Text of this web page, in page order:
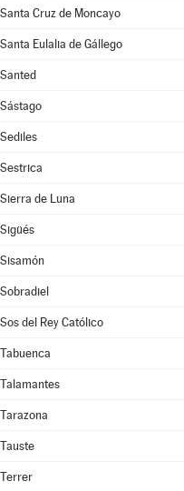
Santa Cruz de Moncayo
Santa Eulalia de Gállego
Santed
Sástago
Sediles
Sestrica
Sierra de Luna
Sigüés
Sisamón
Sobradiel
Sos del Rey Católico
Tabuenca
Talamantes
Tarazona
Tauste
Terrer